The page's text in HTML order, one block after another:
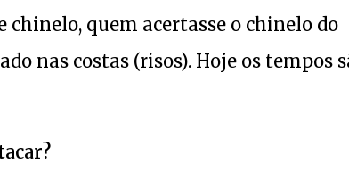
chinelo, quem acertasse o chinelo do
nas costas (risos). Hoje os tempos